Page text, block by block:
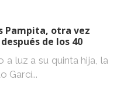
Pampita, otra vez
de los 40
a luz a su quinta hija, la
Garcí...